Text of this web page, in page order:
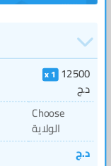
1 12500
د.ج
Choose
الولاية
د.ج